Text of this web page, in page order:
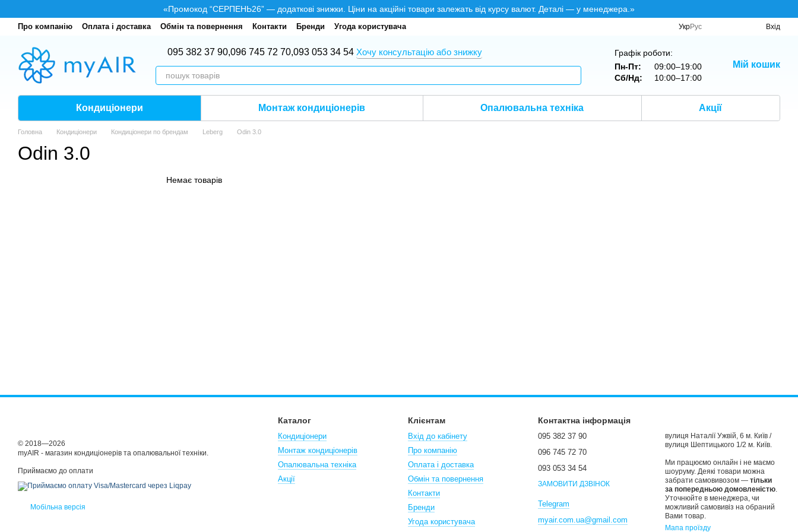
«Промокод “СЕРПЕНЬ26” — додаткові знижки. Ціни на акційні товари залежать від курсу валют. Деталі — у менеджера.»
Про компанію Оплата і доставка Обмін та повернення Контакти Бренди Угода користувача УкрРус Вхід
095 382 37 90,096 745 72 70,093 053 34 54 Хочу консультацію або знижку
Графік роботи:
Пн-Пт:
09:00–19:00
Сб/Нд:
10:00–17:00
Мій кошик
Кондиціонери Монтаж кондиціонерів Опалювальна техніка Акції
Головна Кондиціонери Кондиціонери по брендам Leberg Odin 3.0
Odin 3.0
Немає товарів
© 2018—2026
myAIR - магазин кондиціонерів та опалювальної техніки.
Приймаємо до оплати
Мобільна версія
Каталог
Кондиціонери
Монтаж кондиціонерів
Опалювальна техніка
Акції
Клієнтам
Вхід до кабінету
Про компанію
Оплата і доставка
Обмін та повернення
Контакти
Бренди
Угода користувача
Контактна інформація
095 382 37 90
096 745 72 70
093 053 34 54
ЗАМОВИТИ ДЗВІНОК
Telegram
myair.com.ua@gmail.com
вулиця Наталії Ужвій, 6 м. Київ /
вулиця Шептицького 1/2 м. Київ.
Ми працюємо онлайн і не маємо
шоуруму. Деякі товари можна
забрати самовивозом — тільки
за попередньою домовленістю.
Уточнюйте в менеджера, чи
можливий самовивіз на обраний
Вами товар.
Мапа проїзду